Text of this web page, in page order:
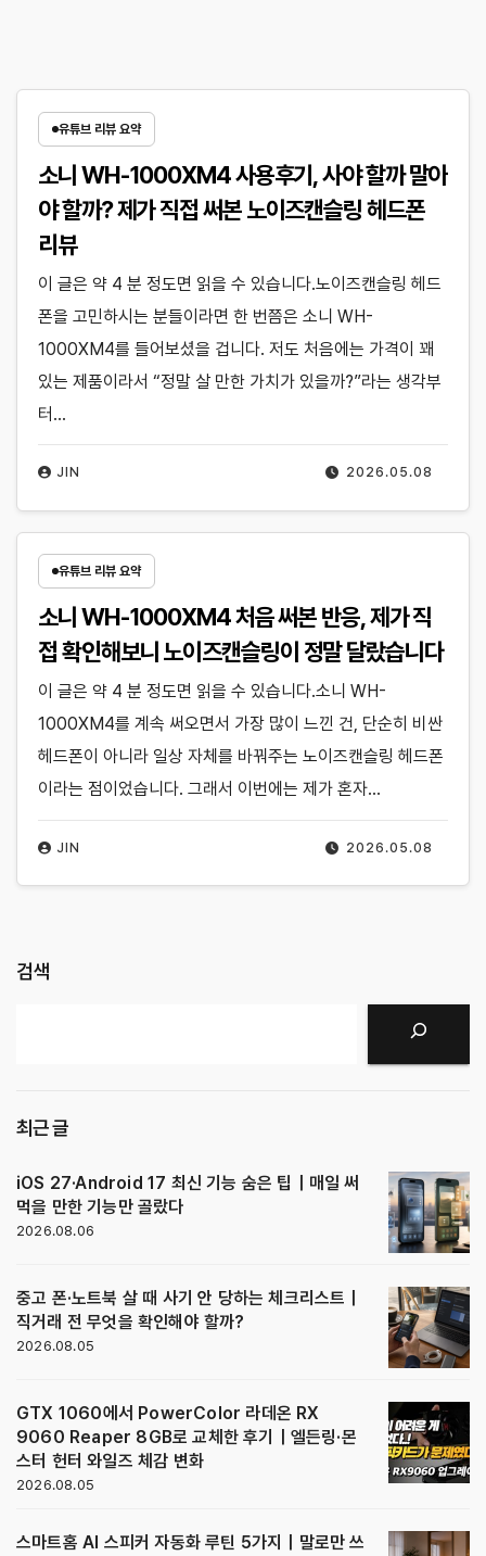
유튜브 리뷰 요약
소니 WH-1000XM4 사용후기, 사야 할까 말아
야 할까? 제가 직접 써본 노이즈캔슬링 헤드폰
리뷰
2026.05.08
JIN
이 글은 약 4 분 정도면 읽을 수 있습니다.노이즈캔슬링 헤드
폰을 고민하시는 분들이라면 한 번쯤은 소니 WH-
1000XM4를 들어보셨을 겁니다. 저도 처음에는 가격이 꽤
있는 제품이라서 “정말 살 만한 가치가 있을까?”라는 생각부
터…
유튜브 리뷰 요약
소니 WH-1000XM4 처음 써본 반응, 제가 직
접 확인해보니 노이즈캔슬링이 정말 달랐습니다
2026.05.08
JIN
이 글은 약 4 분 정도면 읽을 수 있습니다.소니 WH-
1000XM4를 계속 써오면서 가장 많이 느낀 건, 단순히 비싼
헤드폰이 아니라 일상 자체를 바꿔주는 노이즈캔슬링 헤드폰
이라는 점이었습니다. 그래서 이번에는 제가 혼자…
검색
최근 글
iOS 27·Android 17 최신 기능 숨은 팁｜매일 써
먹을 만한 기능만 골랐다
2026.08.06
중고 폰·노트북 살 때 사기 안 당하는 체크리스트｜
직거래 전 무엇을 확인해야 할까?
2026.08.05
GTX 1060에서 PowerColor 라데온 RX
9060 Reaper 8GB로 교체한 후기｜엘든링·몬
스터 헌터 와일즈 체감 변화
2026.08.05
스마트홈 AI 스피커 자동화 루틴 5가지｜말로만 쓰